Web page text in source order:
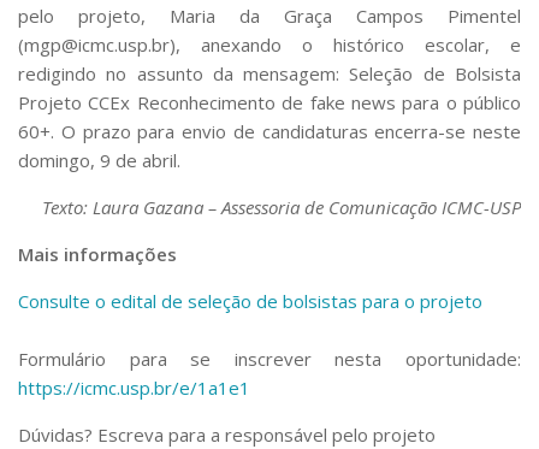
pelo projeto, Maria da Graça Campos Pimentel
(mgp@icmc.usp.br), anexando o histórico escolar, e
redigindo no assunto da mensagem:Seleção de Bolsista
Projeto CCEx Reconhecimento de fake news para o público
60+. O prazo para envio de candidaturas encerra-se neste
domingo, 9 de abril.
Texto: Laura Gazana – Assessoria de Comunicação ICMC-USP
Mais informações
Consulte o edital de seleção de bolsistas para o projeto
Formulário para se inscrever nesta oportunidade:
https://icmc.usp.br/e/1a1e1
Dúvidas? Escreva para a responsável pelo projeto